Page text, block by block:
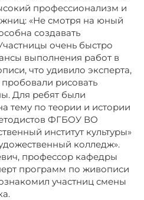
профессионализм и
«Не смотря на юный
создавать
очень быстро
выполнения работ в
что удивило эксперта,
пробовали рисовать
Для ребят были
тему по теории и истории
ФГБОУ ВО
институт культуры»
колледж».
профессор кафедры
программ по живописи
участниц смены